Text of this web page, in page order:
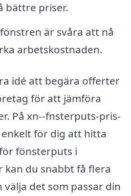
bättre priser.
är svåra att nå
arbetskostnaden.
idé att begära offerter
för att jämföra
På xn--fnsterputs-pris-
för dig att hitta
fönsterputs i
kan du snabbt få flera
det som passar din